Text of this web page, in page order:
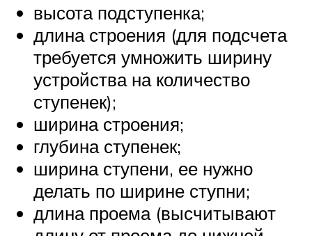
высота подступенка;
длина строения (для подсчета
требуется умножить ширину
устройства на количество
ступенек);
ширина строения;
глубина ступенек;
ширина ступени, ее нужно
делать по ширине ступни;
длина проема (высчитывают